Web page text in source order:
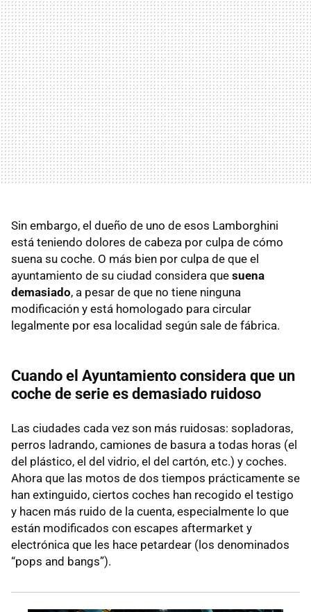
Sin embargo, el dueño de uno de esos Lamborghini
está teniendo dolores de cabeza por culpa de cómo
suena su coche. O más bien por culpa de que el
ayuntamiento de su ciudad considera que suena
demasiado, a pesar de que no tiene ninguna
modificación y está homologado para circular
legalmente por esa localidad según sale de fábrica.
Cuando el Ayuntamiento considera que un
coche de serie es demasiado ruidoso
Las ciudades cada vez son más ruidosas: sopladoras,
perros ladrando, camiones de basura a todas horas (el
del plástico, el del vidrio, el del cartón, etc.) y coches.
Ahora que las motos de dos tiempos prácticamente se
han extinguido, ciertos coches han recogido el testigo
y hacen más ruido de la cuenta, especialmente lo que
están modificados con escapes aftermarket y
electrónica que les hace petardear (los denominados
“pops and bangs”).